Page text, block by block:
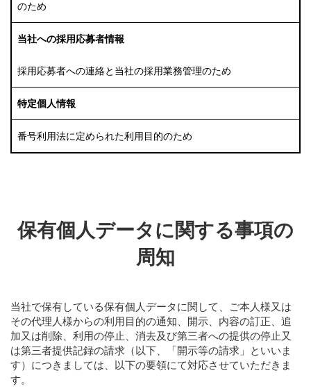
のため
当社への採用応募者情報
採用応募者への連絡と当社の採用業務管理のため
特定個人情報
番号利用法に定められた利用目的のため
保有個人データに関する事項の
周知
当社で保有している保有個人データに関して、ご本人様又は
その代理人様からの利用目的の通知、開示、内容の訂正、追
加又は削除、利用の停止、消去及び第三者への提供の停止又
は第三者提供記録の請求（以下、「開示等の請求」といいま
す）につきましては、以下の要領にて対応させていただきま
す。